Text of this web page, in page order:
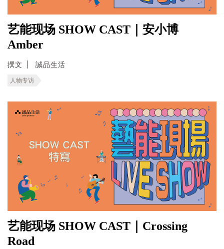
艺能现场 SHOW CAST｜安小博
Amber
撰文 誠品生活
人物专访
艺能现场 SHOW CAST｜Crossing
Road